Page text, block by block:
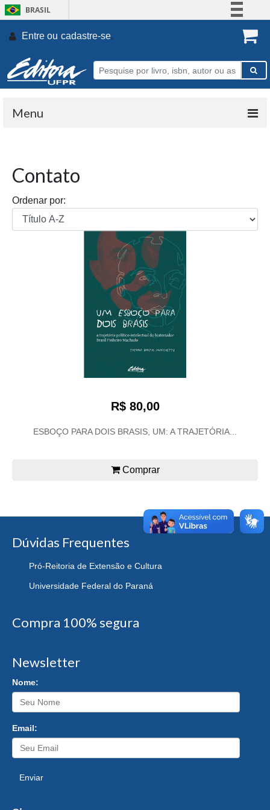
BRASIL
Participe
Entre ou cadastre-se.
Menu
Contato
Ordenar por:
R$ 80,00
ESBOÇO PARA DOIS BRASIS, UM: A TRAJETÓRIA...
Comprar
Dúvidas Frequentes
Pró-Reitoria de Extensão e Cultura
Universidade Federal do Paraná
Compra 100% segura
Newsletter
Nome:
Email:
Enviar